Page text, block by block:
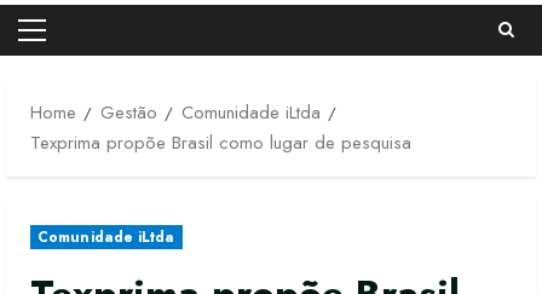
Primary
Home
Gestão
Comunidade iLtda
Texprima propõe Brasil como lugar de pesquisa
Comunidade iLtda